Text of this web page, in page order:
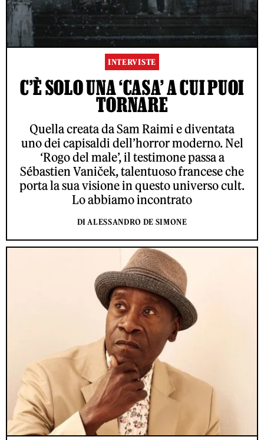
INTERVISTE
C’È SOLO UNA ‘CASA’ A CUI PUOI
TORNARE
Quella creata da Sam Raimi e diventata
uno dei capisaldi dell’horror moderno. Nel
‘Rogo del male’, il testimone passa a
Sébastien Vaniček, talentuoso francese che
porta la sua visione in questo universo cult.
Lo abbiamo incontrato
DI ALESSANDRO DE SIMONE